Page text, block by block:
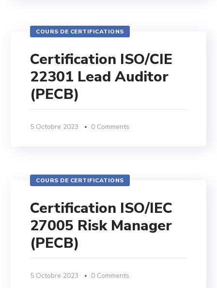
COURS DE CERTIFICATIONS
Certification ISO/CIE
22301 Lead Auditor
(PECB)
5 Octobre 2023 0 Comments
COURS DE CERTIFICATIONS
Certification ISO/IEC
27005 Risk Manager
(PECB)
5 Octobre 2023 0 Comments